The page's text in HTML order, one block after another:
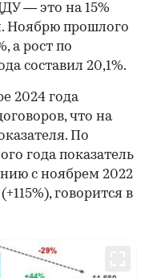
— это на 15%
Ноябрю прошлого
а рост по
составил 20,1%.
2024 года
что на
По
года показатель
с ноябрем 2022
говорится в